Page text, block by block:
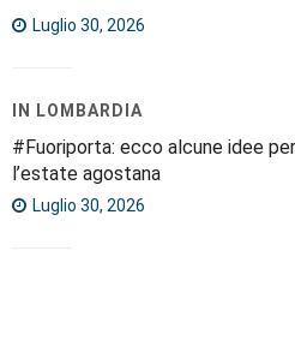
Luglio 30, 2026
IN LOMBARDIA
#Fuoriporta: ecco alcune idee
l’estate agostana
Luglio 30, 2026